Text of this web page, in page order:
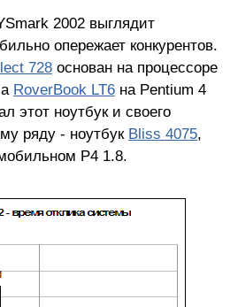
2002 выглядит
опережает конкурентов.
728основан на процессоре
RoverBook LT6на Pentium 4
этот ноутбук и своего
ряду - ноутбук Bliss 4075,
P4 1.8.